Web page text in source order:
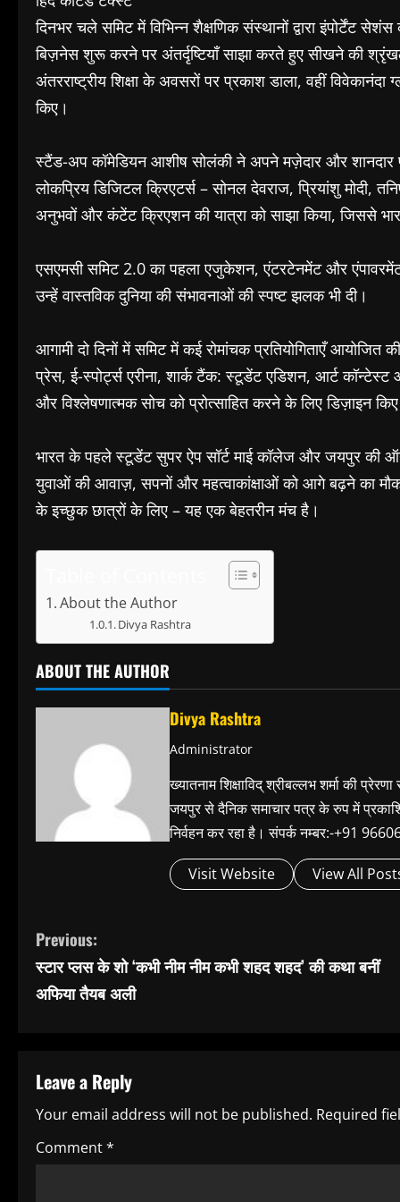
दिनभर चले समिट में विभिन्न शैक्षणिक संस्थानों द्वारा इंपोर्टेंट
बिज़नेस शुरू करने पर अंतर्दृष्टियाँ साझा करते हुए सीखने की
अंतरराष्ट्रीय शिक्षा के अवसरों पर प्रकाश डाला, वहीं विवेकानंदा
किए।
स्टैंड-अप कॉमेडियन आशीष सोलंकी ने अपने मज़ेदार और शानदार
लोकप्रिय डिजिटल क्रिएटर्स – सोनल देवराज, प्रियांशु मोदी,
अनुभवों और कंटेंट क्रिएशन की यात्रा को साझा किया, जिससे
एसएमसी समिट 2.0 का पहला एजुकेशन, एंटरटेनमेंट और
उन्हें वास्तविक दुनिया की संभावनाओं की स्पष्ट झलक भी दी।
आगामी दो दिनों में समिट में कई रोमांचक प्रतियोगिताएँ
प्रेस, ई-स्पोर्ट्स एरीना, शार्क टैंक: स्टूडेंट एडिशन, आर्ट
और विश्लेषणात्मक सोच को प्रोत्साहित करने के लिए डिज़ाइन
भारत के पहले स्टूडेंट सुपर ऐप सॉर्ट माई कॉलेज और जयपुर की
युवाओं की आवाज़, सपनों और महत्वाकांक्षाओं को आगे बढ़ने का
के इच्छुक छात्रों के लिए – यह एक बेहतरीन मंच है।
About the Author
Divya Rashtra
ABOUT THE AUTHOR
Divya Rashtra
Administrator
ख्यातनाम शिक्षाविद् श्रीबल्लभ शर्मा की
जयपुर से दैनिक समाचार पत्र के रुप में
निर्वहन कर रहा है। संपर्क नम्बर:-+91
Visit Website View All
C
o
i
n
u
Previous:
स्टार प्लस के शो ‘कभी नीम नीम कभी शहद शहद’ की कथा बनीं
अफिया तैयब अली
Leave a Reply
Your email address will not be published. Required
Comment*